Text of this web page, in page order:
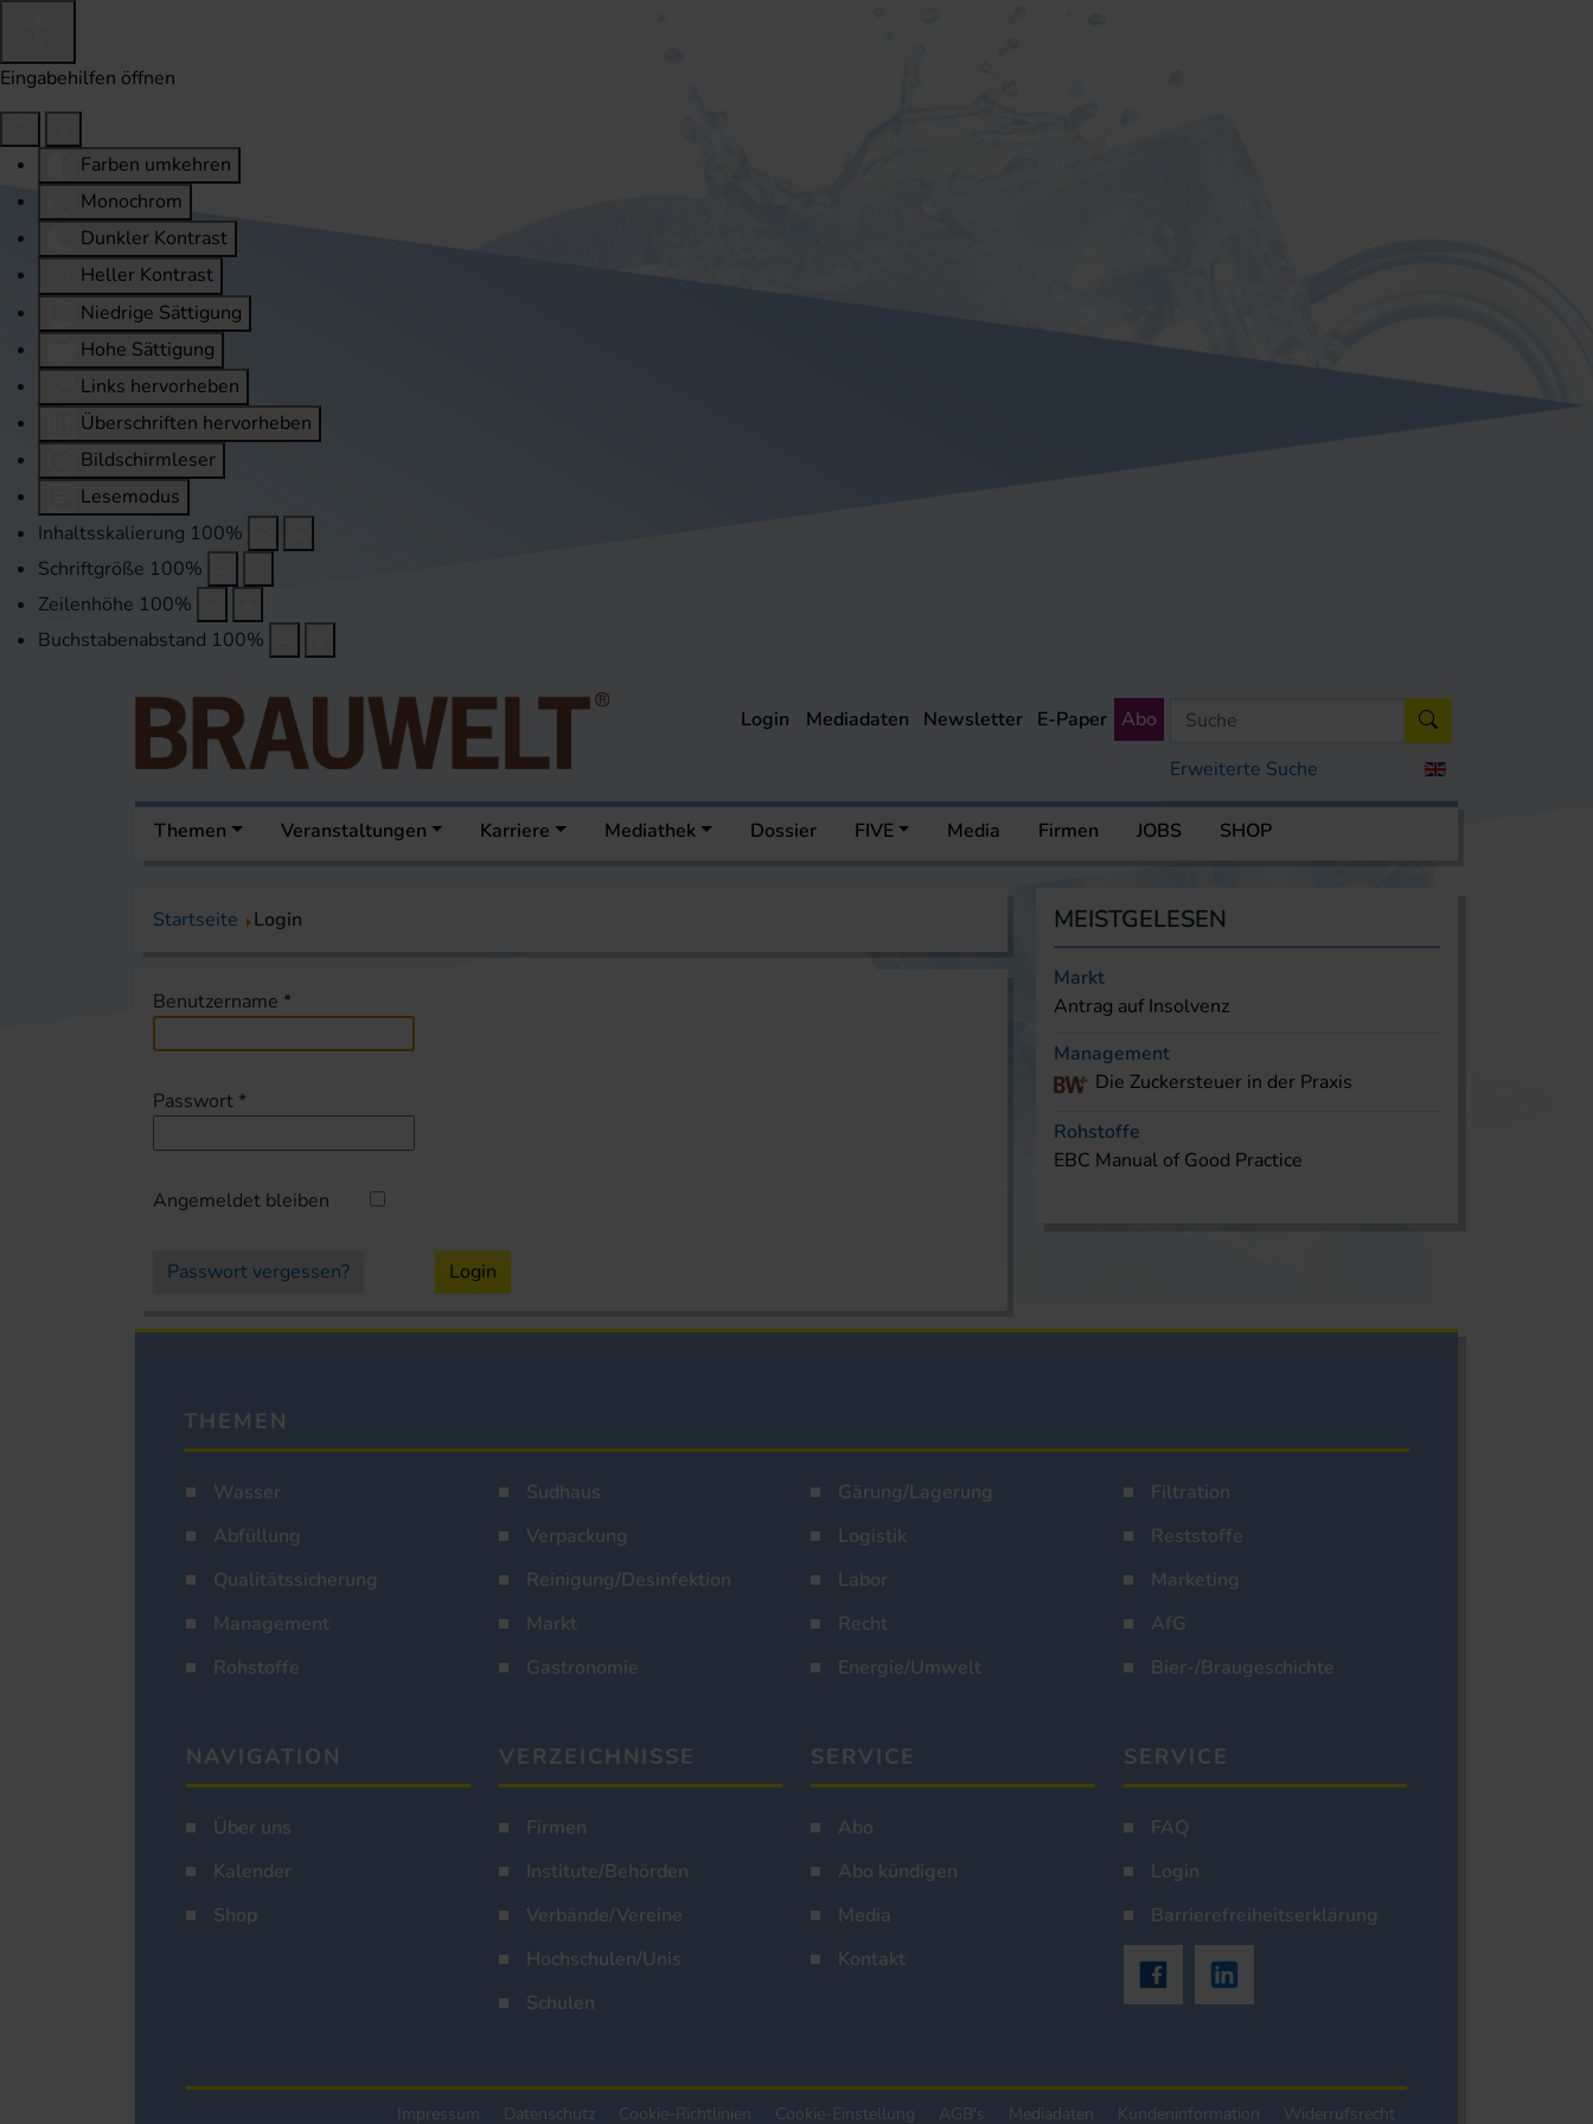
Eingabehilfen öffnen
Farben umkehren
Monochrom
Dunkler Kontrast
Heller Kontrast
Niedrige Sättigung
Hohe Sättigung
Links hervorheben
Überschriften hervorheben
Bildschirmleser
Lesemodus
Inhaltsskalierung 100%
Schriftgröße 100%
Zeilenhöhe 100%
Buchstabenabstand 100%
Erweiterte Suche
Login Mediadaten Newsletter E-Paper Abo
Themen Veranstaltungen Karriere Mediathek Dossier FIVE Media Firmen JOBS SHOP
Startseite Login
Benutzername *
Passwort *
Angemeldet bleiben
Passwort vergessen? Login
MEISTGELESEN
Markt
Antrag auf Insolvenz
Management
Die Zuckersteuer in der Praxis
Rohstoffe
EBC Manual of Good Practice
THEMEN
Wasser Sudhaus Gärung/Lagerung
Filtration
Abfüllung
Verpackung Logistik
Reststoffe
Qualitätssicherung
Reinigung/Desinfektion Labor
Marketing
Management
Markt Recht
AfG
Rohstoffe
Gastronomie Energie/Umwelt Bier-/Braugeschichte
NAVIGATION
Über uns
Kalender
Shop
VERZEICHNISSE
Firmen
Institute/Behörden
Verbände/Vereine
Hochschulen/Unis
Schulen
SERVICE
Abo
Abo kündigen
Media
Kontakt
SERVICE
FAQ
Login
Barrierefreiheitserklärung
Impressum Datenschutz Cookie-Richtlinien Cookie-Einstellung AGB's Mediadaten Kundeninformation Widerrufsrecht